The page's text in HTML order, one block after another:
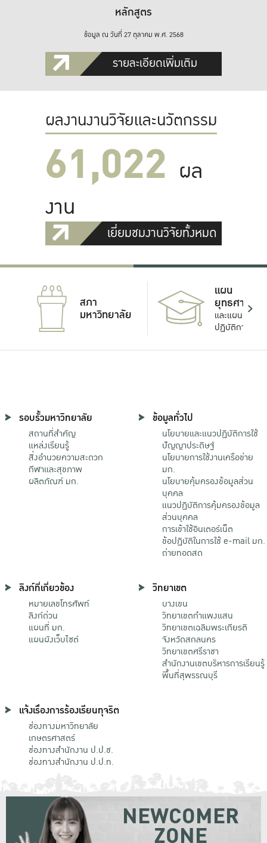
หลักสูตร
ข้อมูล ณ วันที่ 27 ตุลาคม พ.ศ. 2568
รายละเอียดเพิ่มเติม
ผลงานงานวิจัยและนวัตกรรม
61,022 ผล
งาน
เยี่ยมชมงานวิจัยทั้งหมด
สภา
มหาวิทยาลัย
แผน
ยุทธศาสตร์
และแผน
ปฏิบัติการ
รอบรั้วมหาวิทยาลัย
สถานที่สำคัญ
แหล่งเรียนรู้
สิ่งอำนวยความสะดวก
กีฬาและสุขภาพ
ผลิตภัณฑ์ มก.
ข้อมูลทั่วไป
นโยบายและแนวปฏิบัติการใช้
ปัญญาประดิษฐ์
นโยบายการใช้งานเครือข่าย
มก.
นโยบายคุ้มครองข้อมูลส่วน
บุคคล
แนวปฏิบัติการคุ้มครองข้อมูล
ส่วนบุคคล
การเข้าใช้อินเตอร์เน็ต
ข้อปฏิบัติในการใช้ e-mail มก.
ถ่ายทอดสด
ลิงก์ที่เกี่ยวข้อง
หมายเลขโทรศัพท์
ลิงก์ด่วน
แผนที่ มก.
แผนผังเว็บไซต์
วิทยาเขต
บางเขน
วิทยาเขตกําแพงแสน
วิทยาเขตเฉลิมพระเกียรติ
จังหวัดสกลนคร
วิทยาเขตศรีราชา
สำนักงานเขตบริหารการเรียนรู้
พื้นที่สุพรรณบุรี
แจ้งเรื่องการร้องเรียนทุจริต
ช่องทางมหาวิทยาลัย
เกษตรศาสตร์
ช่องทางสำนักงาน ป.ป.ช.
ช่องทางสำนักงาน ป.ป.ท.
NEWCOMER